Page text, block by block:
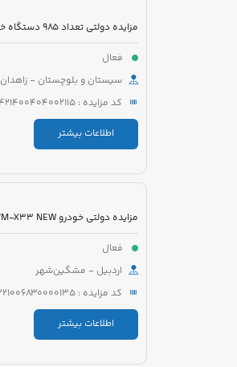
فعال
سیستان و بلوچستان - زاهدان
کد مزایده : 5421400404002115
اطلاعات بیشتر
فعال
اردبیل - مشگین‌شهر
کد مزایده : 5221006830000135
اطلاعات بیشتر